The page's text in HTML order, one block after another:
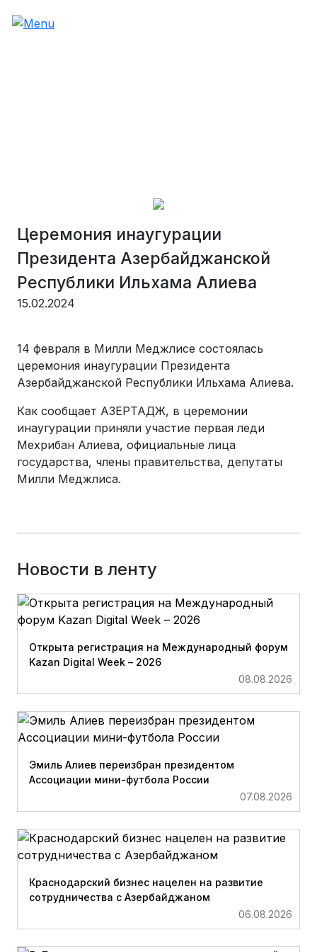
Церемония инаугурации
Президента Азербайджанской
Республики Ильхама Алиева
15.02.2024
14 февраля в Милли Меджлисе состоялась
церемония инаугурации Президента
Азербайджанской Республики Ильхама Алиева.
Как сообщает АЗЕРТАДЖ, в церемонии
инаугурации приняли участие первая леди
Мехрибан Алиева, официальные лица
государства, члены правительства, депутаты
Милли Меджлиса.
Новости в ленту
Открыта регистрация на Международный форум
Kazan Digital Week – 2026
08.08.2026
Эмиль Алиев переизбран президентом
Ассоциации мини-футбола России
07.08.2026
Краснодарский бизнес нацелен на развитие
сотрудничества с Азербайджаном
06.08.2026